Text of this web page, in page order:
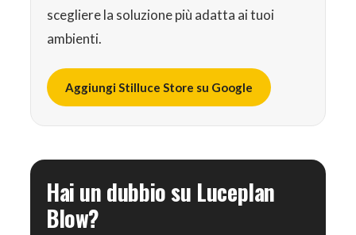
scegliere la soluzione più adatta ai tuoi
ambienti.
Aggiungi Stilluce Store su Google
Hai un dubbio su Luceplan
Blow?